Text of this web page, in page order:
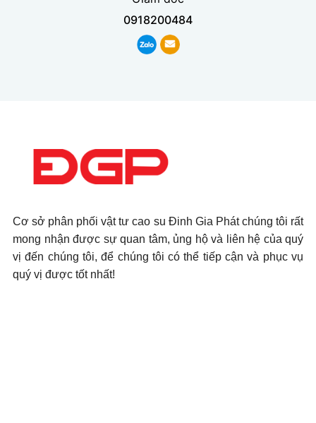
0918200484
Cơ sở phân phối vật tư cao su Đinh Gia Phát chúng tôi rất
mong nhận được sự quan tâm, ủng hộ và liên hệ của quý
vị đến chúng tôi, để chúng tôi có thể tiếp cận và phục vụ
quý vị được tốt nhất!